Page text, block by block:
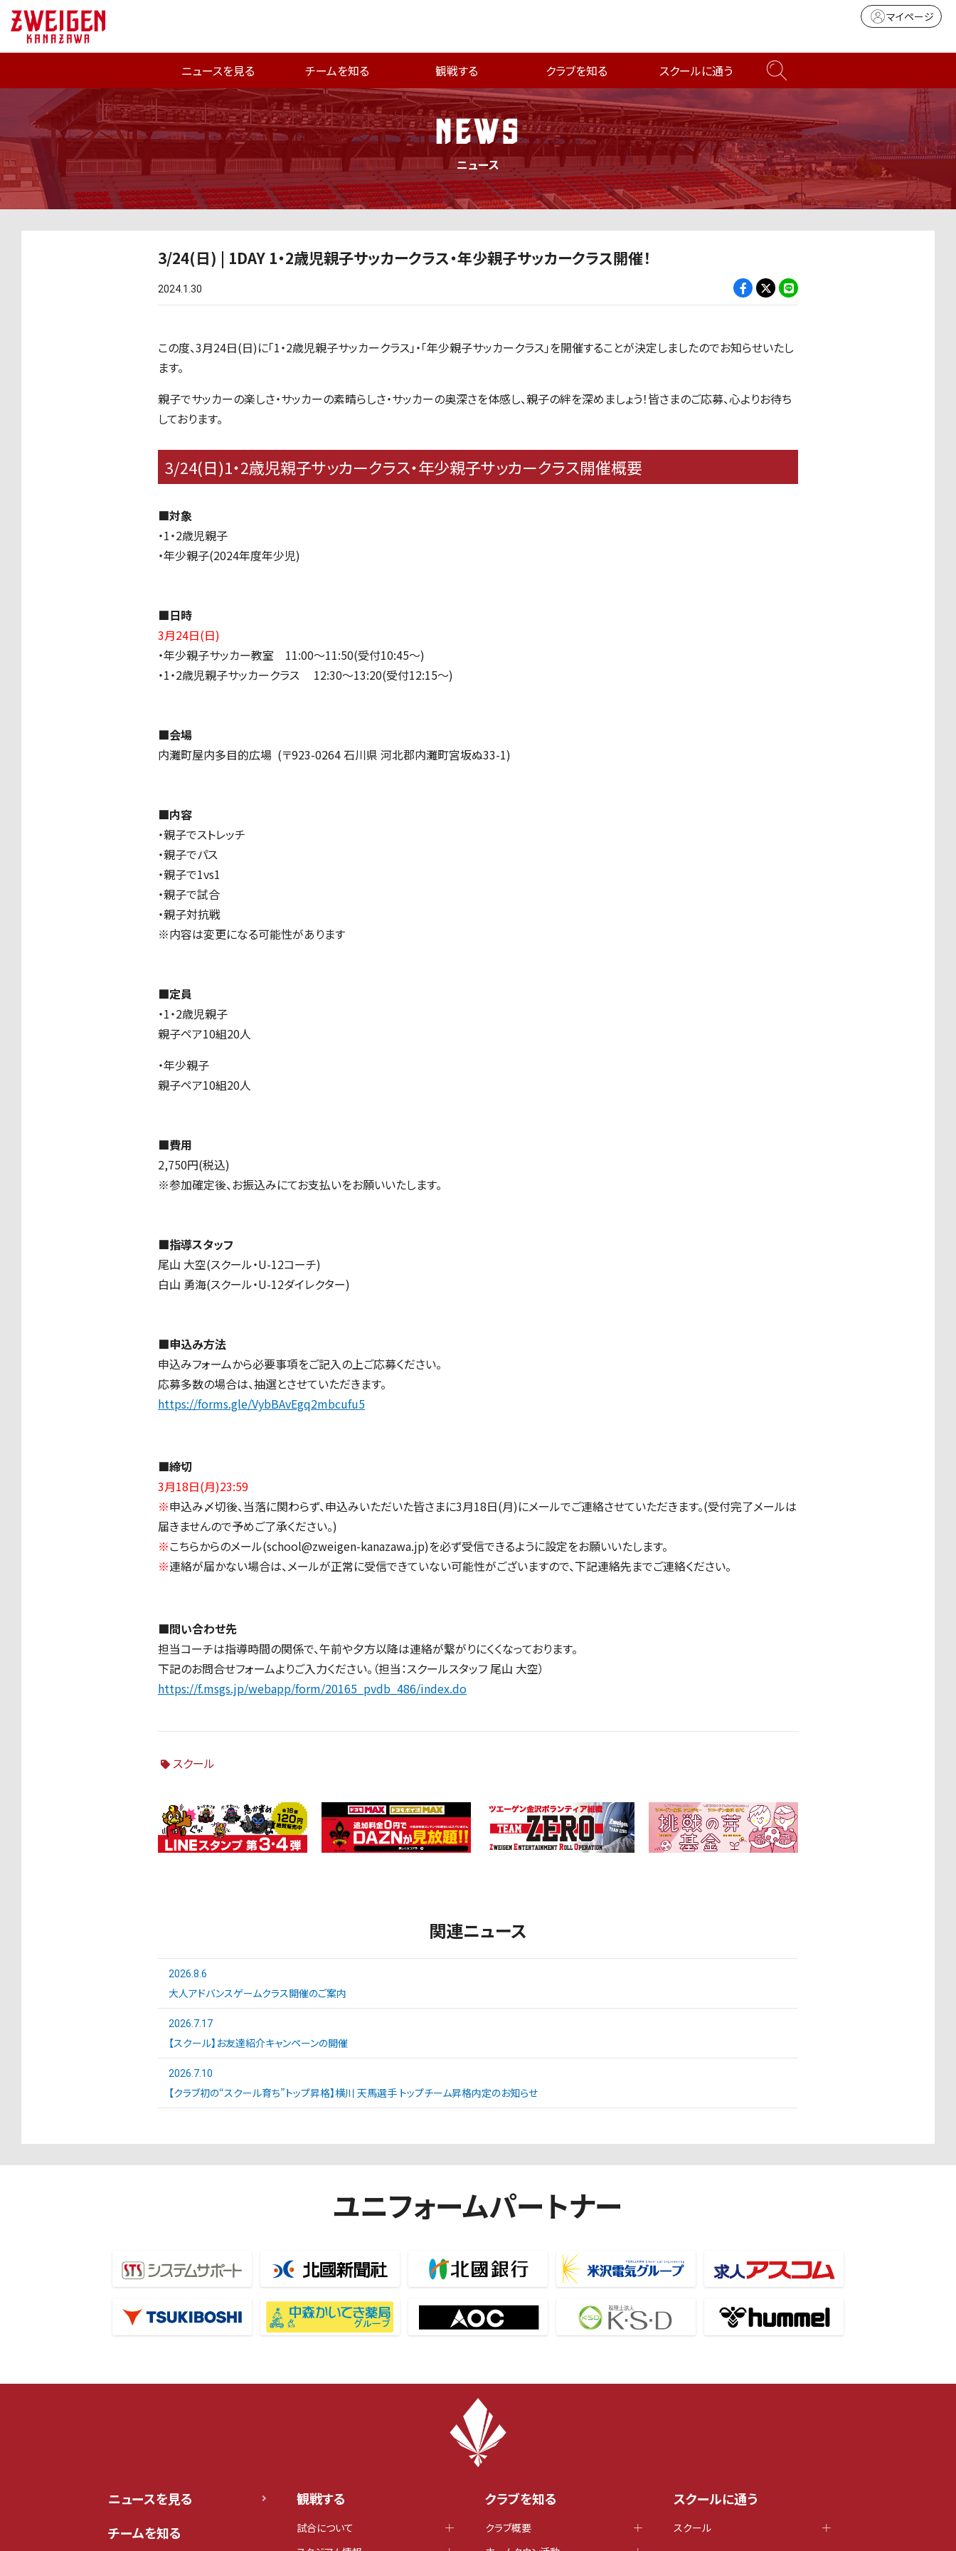
マイページ
ニュースを見る チームを知る 観戦する クラブを知る スクールに通う
NEWS
ニュース
3/24(日) | 1DAY 1・2歳児親子サッカークラス・年少親子サッカークラス開催！
2024.1.30
この度、3月24日(日)に「1・2歳児親子サッカークラス」・「年少親子サッカークラス」を開催することが決定しましたのでお知らせいたし
ます。
親子でサッカーの楽しさ・サッカーの素晴らしさ・サッカーの奥深さを体感し、親子の絆を深めましょう！皆さまのご応募、心よりお待ち
しております。
3/24(日)1・2歳児親子サッカークラス・年少親子サッカークラス開催概要
■対象
・1・2歳児親子
・年少親子(2024年度年少児)
■日時
3月24日(日)
・年少親子サッカー教室 11:00～11:50(受付10:45〜)
・1・2歳児親子サッカークラス 12:30〜13:20(受付12:15〜)
■会場
内灘町屋内多目的広場 (〒923-0264石川県 河北郡内灘町宮坂ぬ33-1)
■内容
・親子でストレッチ
・親子でパス
・親子で1vs1
・親子で試合
・親子対抗戦
※内容は変更になる可能性があります
■定員
・1・2歳児親子
親子ペア10組20人
・年少親子
親子ペア10組20人
■費用
2,750円(税込)
※参加確定後、お振込みにてお支払いをお願いいたします。
■指導スタッフ
尾山 大空(スクール・U-12コーチ)
白山 勇海(スクール・U-12ダイレクター)
■申込み方法
申込みフォームから必要事項をご記入の上ご応募ください。
応募多数の場合は、抽選とさせていただきます。
https://forms.gle/VybBAvEgq2mbcufu5
■締切
3月18日(月)23:59
※申込み〆切後、当落に関わらず、申込みいただいた皆さまに3月18日(月)にメールでご連絡させていただきます。(受付完了メールは
届きませんので予めご了承ください。)
※こちらからのメール(school@zweigen-kanazawa.jp)を必ず受信できるように設定をお願いいたします。
※連絡が届かない場合は、メールが正常に受信できていない可能性がございますので、下記連絡先までご連絡ください。
■問い合わせ先
担当コーチは指導時間の関係で、午前や夕方以降は連絡が繋がりにくくなっております。
下記のお問合せフォームよりご入力ください。（担当：スクールスタッフ 尾山 大空）
https://f.msgs.jp/webapp/form/20165_pvdb_486/index.do
スクール
関連ニュース
2026.8.6
大人アドバンスゲームクラス開催のご案内
2026.7.17
【スクール】お友達紹介キャンペーンの開催
2026.7.10
【クラブ初の“スクール育ち”トップ昇格】横川 天馬選手 トップチーム昇格内定のお知らせ
ユニフォームパートナー
ニュースを見る
チームを知る
観戦する
試合について
クラブを知る
クラブ概要
スクールに通う
スクール